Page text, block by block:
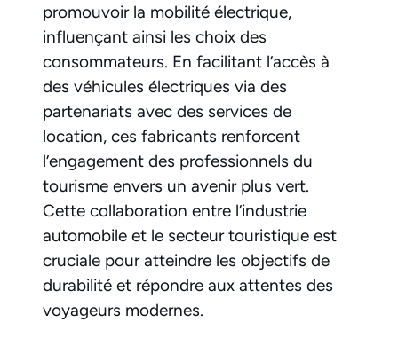
promouvoir la mobilité électrique,
influençant ainsi les choix des
consommateurs. En facilitant l’accès à
des véhicules électriques via des
partenariats avec des services de
location, ces fabricants renforcent
l’engagement des professionnels du
tourisme envers un avenir plus vert.
Cette collaboration entre l’industrie
automobile et le secteur touristique est
cruciale pour atteindre les objectifs de
durabilité et répondre aux attentes des
voyageurs modernes.